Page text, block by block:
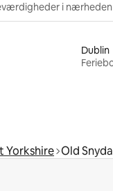
i nærheden
Dublin
Yorkshire Old